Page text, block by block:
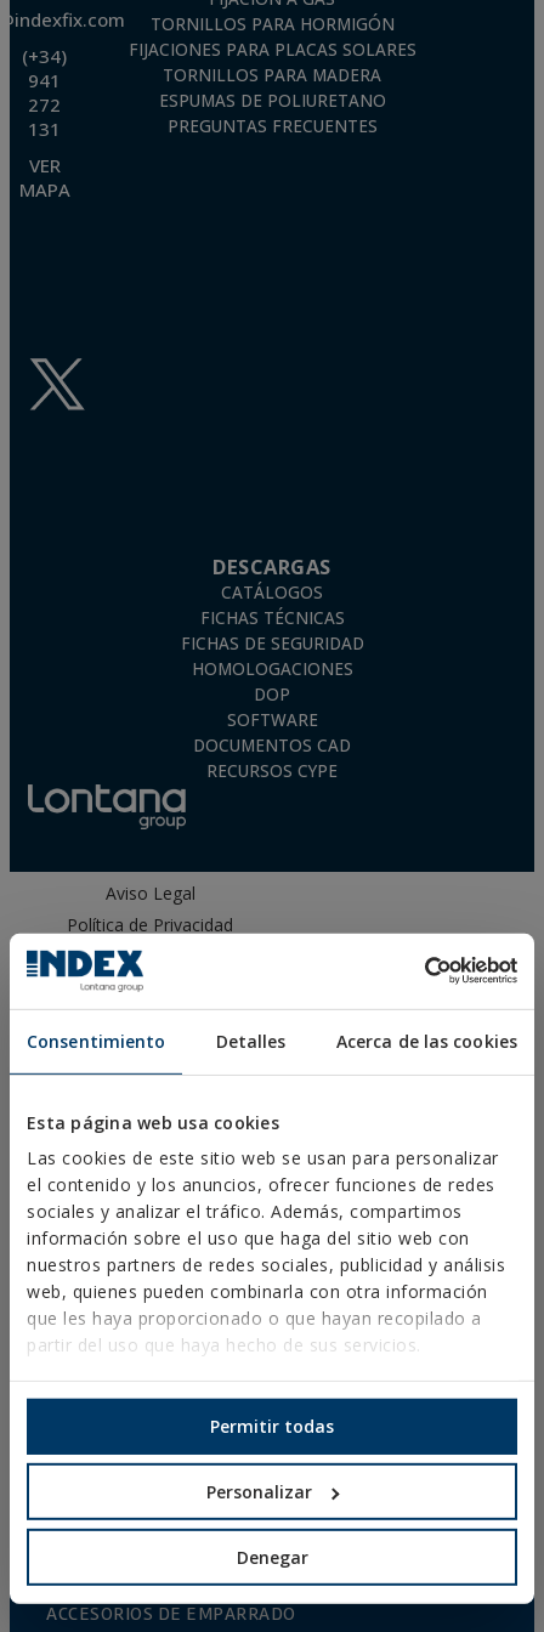
Consentimiento Detalles Acerca de las cookies
Esta página web usa cookies
Las cookies de este sitio web se usan para personalizar
el contenido y los anuncios, ofrecer funciones de redes
sociales y analizar el tráfico. Además, compartimos
información sobre el uso que haga del sitio web con
nuestros partners de redes sociales, publicidad y análisis
web, quienes pueden combinarla con otra información
que les haya proporcionado o que hayan recopilado a
partir del uso que haya hecho de sus servicios.
Permitir todas
Personalizar
Denegar
(+34)
941
272
131
VER
MAPA
TORNILLOS PARA HORMIGÓN
FIJACIONES PARA PLACAS SOLARES
TORNILLOS PARA MADERA
ESPUMAS DE POLIURETANO
PREGUNTAS FRECUENTES
DESCARGAS
CATÁLOGOS
FICHAS TÉCNICAS
FICHAS DE SEGURIDAD
HOMOLOGACIONES
DOP
SOFTWARE
DOCUMENTOS CAD
RECURSOS CYPE
Aviso Legal
Política de Privacidad
Política de Cookies
Condiciones de Venta España
PRODUCTOS
FIJACIONES METÁLICAS
FIJACIONES PARA CONSTRUCCIONES DE ACERO
FIJACIONES QUÍMICAS
FIJACIONES PLÁSTICAS
FIJACIONES Y ACCESORIOS PARA SISTEMAS DE
FIJACIONES PARA MATERIALES HUECOS
REMACHES
ACCESORIOS PARA CABLE Y CADENA
ACCESORIOS DE EMPARRADO